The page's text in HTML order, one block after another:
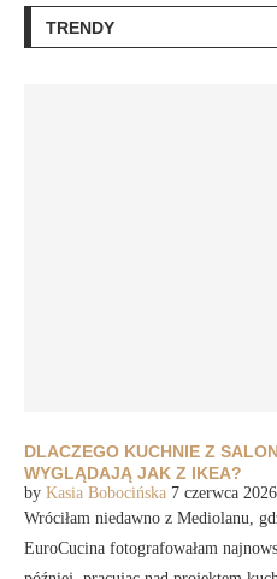
TRENDY
DLACZEGO KUCHNIE Z
WYGLĄDAJĄ JAK Z IKEA?
by Kasia Bobocińska 7 czerwca 2026
Wróciłam niedawno z Mediolanu,
EuroCucina fotografowałam